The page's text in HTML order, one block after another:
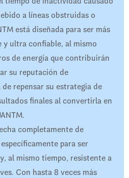
a líneas obstruidas o
está diseñada para ser más
y ultra confiable, al mismo
de energía que contribuirán
su reputación de
repensar su estrategia de
finales al convertirla en
completamente de
para ser
al mismo tiempo, resistente a
Con hasta 8 veces más